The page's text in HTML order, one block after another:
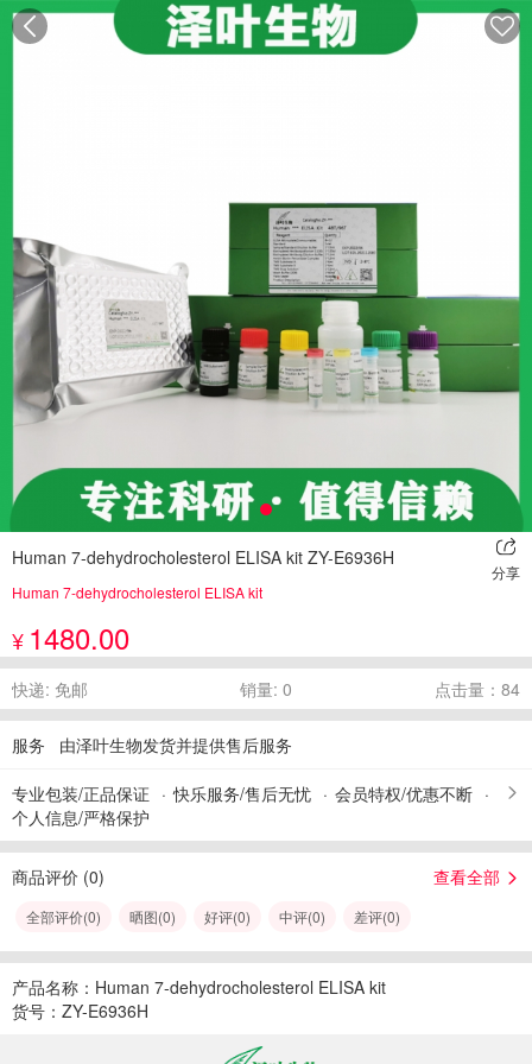
Human 7-dehydrocholesterol ELISA kit ZY-E6936H
分享
Human 7-dehydrocholesterol ELISA kit
¥ 1480.00
快递: 免邮 销量: 0 点击量：84
服务 由泽叶生物发货并提供售后服务
专业包装/正品保证 快乐服务/售后无忧
会员特权/优惠不断
个人信息/严格保护
商品评价 (0) 查看全部
全部评价(0) 晒图(0) 好评(0) 中评(0) 差评(0)
产品名称：Human 7-dehydrocholesterol ELISA kit
货号：ZY-E6936H